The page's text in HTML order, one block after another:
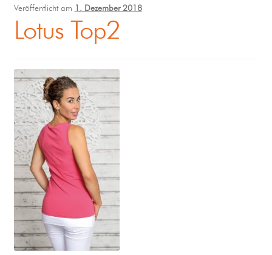
Coaching
Veröffentlicht am 1. Dezember 2018
Lotus Top2